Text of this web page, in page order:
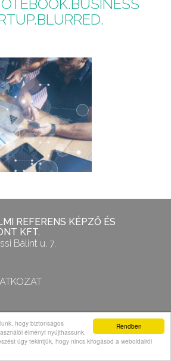
Rendben
hogy biztonságos
élményt nyújthassunk.
úgy tekintjük, hogy nincs kifogásod a weboldalról
REFERENS KÉPZŐ ÉS
KFT.
Bálint u. 7.
REFERENS KÖZPONT
2026 – Minden jog fenntartva!